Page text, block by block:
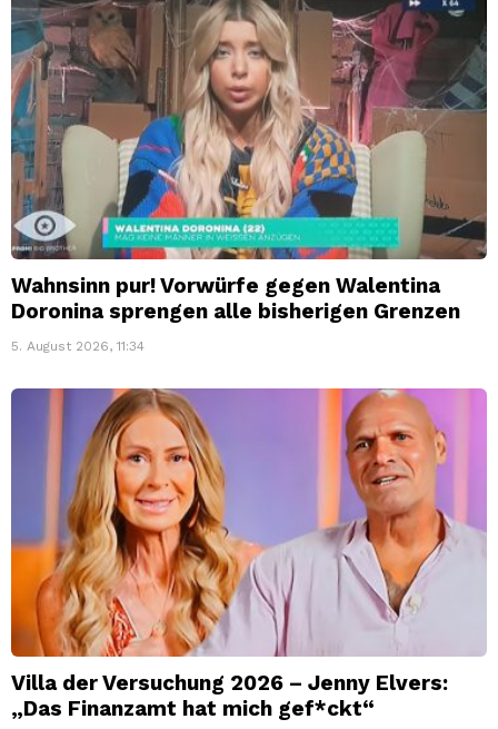
Wahnsinn pur! Vorwürfe gegen Walentina
Doronina sprengen alle bisherigen Grenzen
5. August 2026, 11:34
Villa der Versuchung 2026 – Jenny Elvers:
„Das Finanzamt hat mich gef*ckt“